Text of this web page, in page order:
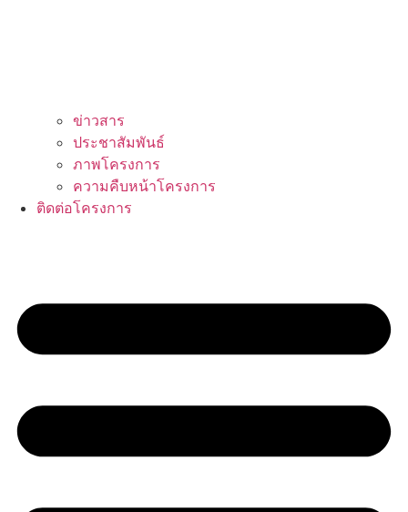
ข่าวสาร
ประชาสัมพันธ์
ภาพโครงการ
ความคืบหน้าโครงการ
ติดต่อโครงการ